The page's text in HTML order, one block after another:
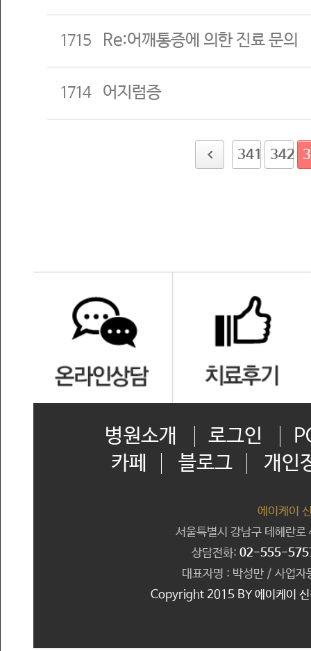
1715 Re:어깨통증에 의한 진료 문의
1714 어지럼증
341 342
병원소개 로그인
카페
블로그 개인
에이케이
서울특별시 강남구 테헤란
상담전화: 02-555-
대표자명 : 박성만 / 사업
Copyright 2015 BY 에이케이